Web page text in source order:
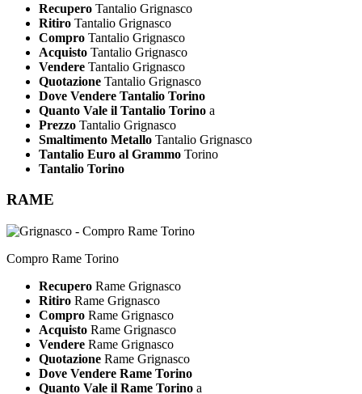
Recupero Tantalio Grignasco
Ritiro Tantalio Grignasco
Compro Tantalio Grignasco
Acquisto Tantalio Grignasco
Vendere Tantalio Grignasco
Quotazione Tantalio Grignasco
Dove Vendere Tantalio Torino
Quanto Vale il Tantalio Torino a
Prezzo Tantalio Grignasco
Smaltimento Metallo Tantalio Grignasco
Tantalio Euro al Grammo Torino
Tantalio Torino
RAME
Compro Rame Torino
Recupero Rame Grignasco
Ritiro Rame Grignasco
Compro Rame Grignasco
Acquisto Rame Grignasco
Vendere Rame Grignasco
Quotazione Rame Grignasco
Dove Vendere Rame Torino
Quanto Vale il Rame Torino a